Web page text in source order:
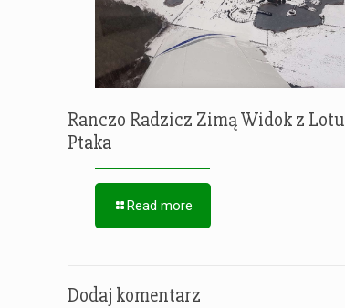
Ranczo Radzicz Zimą Widok z Lotu
Ptaka
Read more
Dodaj komentarz